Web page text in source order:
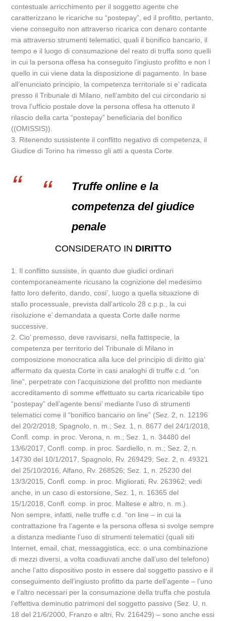
contestuale arricchimento per il soggetto agente che
caratterizzano le ricariche su “postepay”, ed il profitto, pertanto,
viene conseguito non attraverso ricarica con denaro contante
ma attraverso strumenti telematici, quali il bonifico bancario, il
tempo e il luogo di consumazione del reato di truffa sono quelli
in cui la persona offesa ha conseguito l’ingiusto profitto e non I
quello in cui viene data la disposizione di pagamento. In base
all’enunciato principio, la competenza territoriale si e’ radicata
presso il Tribunale di Milano, nell’ambito del cui circondario si
trova l’ufficio postale dove la persona offesa ha ottenuto il
rilascio della carta “postepay” beneficiaria del bonifico
((OMISSIS)).
3. Ritenendo sussistente il conflitto negativo di competenza, il
Giudice di Torino ha rimesso gli atti a questa Corte.
Truffe online e la
competenza del giudice
penale
CONSIDERATO IN DIRITTO
1. Il conflitto sussiste, in quanto due giudici ordinari
contemporaneamente ricusano la cognizione del medesimo
fatto loro deferito, dando, cosi’, luogo a quella situazione di
stallo processuale, prevista dall’articolo 28 c.p.p., la cui
risoluzione e’ demandata a questa Corte dalle norme
successive.
2. Cio’ premesso, deve ravvisarsi, nella fattispecie, la
competenza per territorio del Tribunale di Milano in
composizione monocratica alla luce del principio di diritto gia’
affermato da questa Corte in casi analoghi di truffe c.d. “on
line”, perpetrate con l’acquisizione del profitto non mediante
accreditamento di somme effettuato su carta ricaricabile tipo
“postepay” dell’agente bensi’ mediante l’uso di strumenti
telematici come il “bonifico bancario on line” (Sez. 2, n. 12196
del 20/2/2018, Spagnolo, n. m.; Sez. 1, n. 8677 del 24/1/2018,
Confl. comp. in proc. Verona, n. m.; Sez. 1, n. 34480 del
13/6/2017, Confl. comp. in proc. Sardiello, n. m.; Sez. 2, n.
14730 del 10/1/2017, Spagnolo, Rv. 269429; Sez. 2, n. 49321
del 25/10/2016, Alfano, Rv. 268526; Sez. 1, n. 25230 del
13/3/2015, Confl. comp. in proc. Migliorati, Rv. 263962; vedi
anche, in un caso di estorsione, Sez. 1, n. 16365 del
15/1/2018, Confl. comp. in proc. Maltese e altro, n. m.).
Non sempre, infatti, nelle truffe c.d. “on line – in cui la
contrattazione fra l’agente e la persona offesa si svolge sempre
a distanza mediante l’uso di strumenti telematici (quali siti
Internet, email, chat, messaggistica, ecc. o una combinazione
di mezzi diversi, a volta coadiuvati anche dall’uso del telefono)
anche l’atto dispositivo posto in essere dal soggetto passivo e il
conseguimento dell’ingiusto profitto da parte dell’agente – l’uno
e l’altro necessari per la consumazione della truffa che postula
l’effettiva deminutio patrimoni del soggetto passivo (Sez. U, n.
18 del 21/6/2000, Franzo e altri, Rv. 216429) – sono anche essi